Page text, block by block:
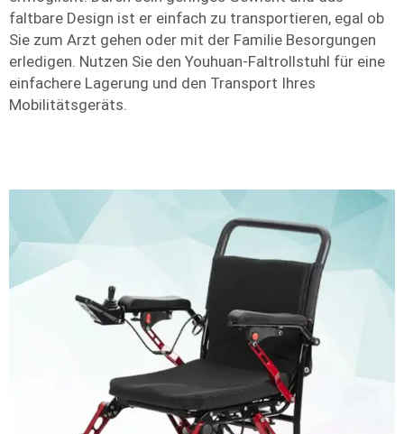
faltbare Design ist er einfach zu transportieren, egal ob
Sie zum Arzt gehen oder mit der Familie Besorgungen
erledigen. Nutzen Sie den Youhuan-Faltrollstuhl für eine
einfachere Lagerung und den Transport Ihres
Mobilitätsgeräts.